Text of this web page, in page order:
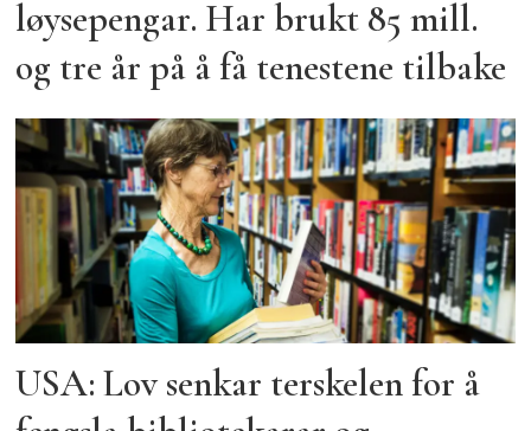
løysepengar. Har brukt 85 mill.
og tre år på å få tenestene tilbake
USA: Lov senkar terskelen for å